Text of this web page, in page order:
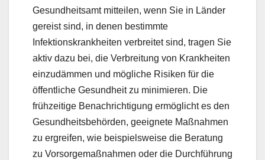
Gesundheitsamt mitteilen, wenn Sie in Länder
gereist sind, in denen bestimmte
Infektionskrankheiten verbreitet sind, tragen Sie
aktiv dazu bei, die Verbreitung von Krankheiten
einzudämmen und mögliche Risiken für die
öffentliche Gesundheit zu minimieren. Die
frühzeitige Benachrichtigung ermöglicht es den
Gesundheitsbehörden, geeignete Maßnahmen
zu ergreifen, wie beispielsweise die Beratung
zu Vorsorgemaßnahmen oder die Durchführung